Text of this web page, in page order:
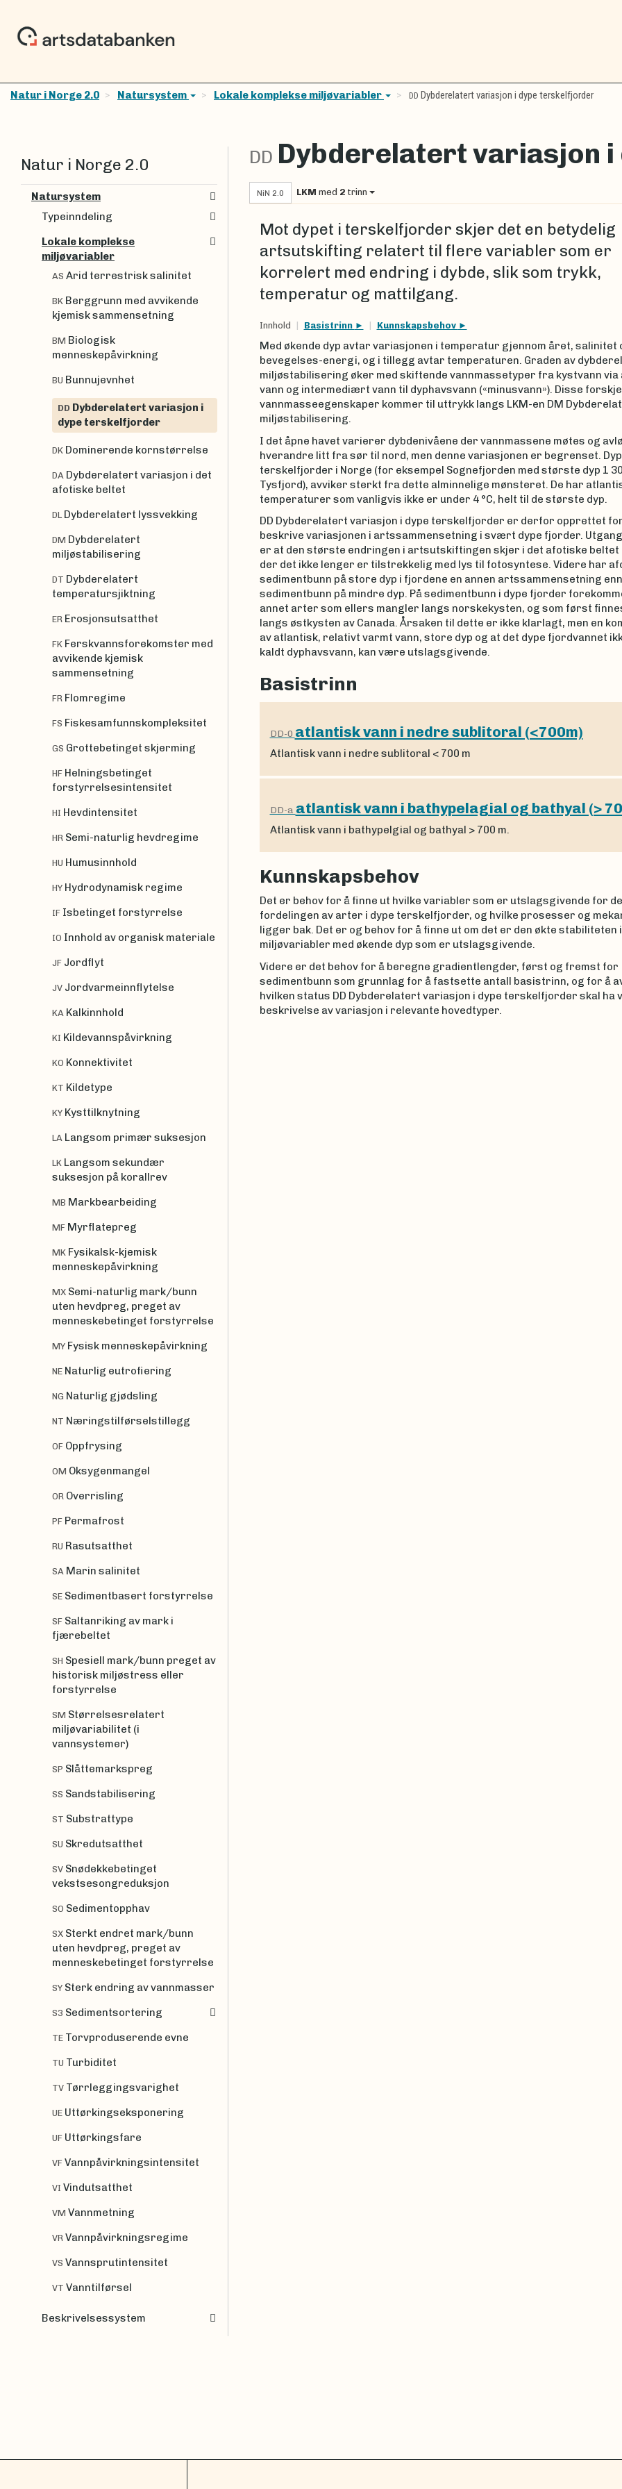
Natur i Norge 2.0 Natursystem Lokale komplekse miljøvariabler DD Dybderelatert variasjon i dype terskelfjorder
DD Dybderelatert variasjon
NiN 2.0 LKM med 2 trinn
Mot dypet i terskelfjorder skjer det en betydelig
artsutskifting relatert til flere variabler som er
korrelert med endring i dybde, slik som trykk,
temperatur og mattilgang.
Innhold Basistrinn Kunnskapsbehov
Med økende dyp avtar variasjonen i temperatur gjennom året, salinitet
bevegelses-energi, og i tillegg avtar temperaturen. Graden av
miljøstabilisering øker med skiftende vannmassetyper fra kystvann via
vann og intermediært vann til dyphavsvann («minusvann»). Disse
vannmasseegenskaper kommer til uttrykk langs LKM-en DM
miljøstabilisering.
I det åpne havet varierer dybdenivåene der vannmassene møtes og
hverandre litt fra sør til nord, men denne variasjonen er begrenset.
terskelfjorder i Norge (for eksempel Sognefjorden med største dyp 1
Tysfjord), avviker sterkt fra dette alminnelige mønsteret. De har
temperaturer som vanligvis ikke er under 4 °C, helt til de største dyp.
DD Dybderelatert variasjon i dype terskelfjorder er derfor opprettet
beskrive variasjonen i artssammensetning i svært dype fjorder.
er at den største endringen i artsutskiftingen skjer i det afotiske beltet
der det ikke lenger er tilstrekkelig med lys til fotosyntese. Videre har
sedimentbunn på store dyp i fjordene en annen artssammensetning enn
sedimentbunn på mindre dyp. På sedimentbunn i dype fjorder
annet arter som ellers mangler langs norskekysten, og som først
langs østkysten av Canada. Årsaken til dette er ikke klarlagt, men en
av atlantisk, relativt varmt vann, store dyp og at det dype fjordvannet
kaldt dyphavsvann, kan være utslagsgivende.
Basistrinn
DD-0 atlantisk vann i nedre sublitoral (<700m)
Atlantisk vann i nedre sublitoral < 700 m
DD-a atlantisk vann i bathypelagial og bathyal (>
Atlantisk vann i bathypelgial og bathyal > 700 m.
Kunnskapsbehov
Det er behov for å finne ut hvilke variabler som er utslagsgivende for
fordelingen av arter i dype terskelfjorder, og hvilke prosesser og
ligger bak. Det er og behov for å finne ut om det er den økte stabiliteten
miljøvariabler med økende dyp som er utslagsgivende.
Videre er det behov for å beregne gradientlengder, først og fremst for
sedimentbunn som grunnlag for å fastsette antall basistrinn, og for å
hvilken status DD Dybderelatert variasjon i dype terskelfjorder skal ha
beskrivelse av variasjon i relevante hovedtyper.
Natur i Norge 2.0
Natursystem
Typeinndeling
Lokale komplekse
miljøvariabler
AS Arid terrestrisk salinitet
BK Berggrunn med avvikende
kjemisk sammensetning
BM Biologisk
menneskepåvirkning
BU Bunnujevnhet
DD Dybderelatert variasjon i
dype terskelfjorder
DK Dominerende kornstørrelse
DA Dybderelatert variasjon i det
afotiske beltet
DL Dybderelatert lyssvekking
DM Dybderelatert
miljøstabilisering
DT Dybderelatert
temperatursjiktning
ER Erosjonsutsatthet
FK Ferskvannsforekomster med
avvikende kjemisk
sammensetning
FR Flomregime
FS Fiskesamfunnskompleksitet
GS Grottebetinget skjerming
HF Helningsbetinget
forstyrrelsesintensitet
HI Hevdintensitet
HR Semi-naturlig hevdregime
HU Humusinnhold
HY Hydrodynamisk regime
IF Isbetinget forstyrrelse
IO Innhold av organisk materiale
JF Jordflyt
JV Jordvarmeinnflytelse
KA Kalkinnhold
KI Kildevannspåvirkning
KO Konnektivitet
KT Kildetype
KY Kysttilknytning
LA Langsom primær suksesjon
LK Langsom sekundær
suksesjon på korallrev
MB Markbearbeiding
MF Myrflatepreg
MK Fysikalsk-kjemisk
menneskepåvirkning
MX Semi-naturlig mark/bunn
uten hevdpreg, preget av
menneskebetinget forstyrrelse
MY Fysisk menneskepåvirkning
NE Naturlig eutrofiering
NG Naturlig gjødsling
NT Næringstilførselstillegg
OF Oppfrysing
OM Oksygenmangel
OR Overrisling
PF Permafrost
RU Rasutsatthet
SA Marin salinitet
SE Sedimentbasert forstyrrelse
SF Saltanriking av mark i
fjærebeltet
SH Spesiell mark/bunn preget av
historisk miljøstress eller
forstyrrelse
SM Størrelsesrelatert
miljøvariabilitet (i
vannsystemer)
SP Slåttemarkspreg
SS Sandstabilisering
ST Substrattype
SU Skredutsatthet
SV Snødekkebetinget
vekstsesongreduksjon
SO Sedimentopphav
SX Sterkt endret mark/bunn
uten hevdpreg, preget av
menneskebetinget forstyrrelse
SY Sterk endring av vannmasser
S3 Sedimentsortering
TE Torvproduserende evne
TU Turbiditet
TV Tørrleggingsvarighet
UE Uttørkingseksponering
UF Uttørkingsfare
VF Vannpåvirkningsintensitet
VI Vindutsatthet
VM Vannmetning
VR Vannpåvirkningsregime
VS Vannsprutintensitet
VT Vanntilførsel
Beskrivelsessystem